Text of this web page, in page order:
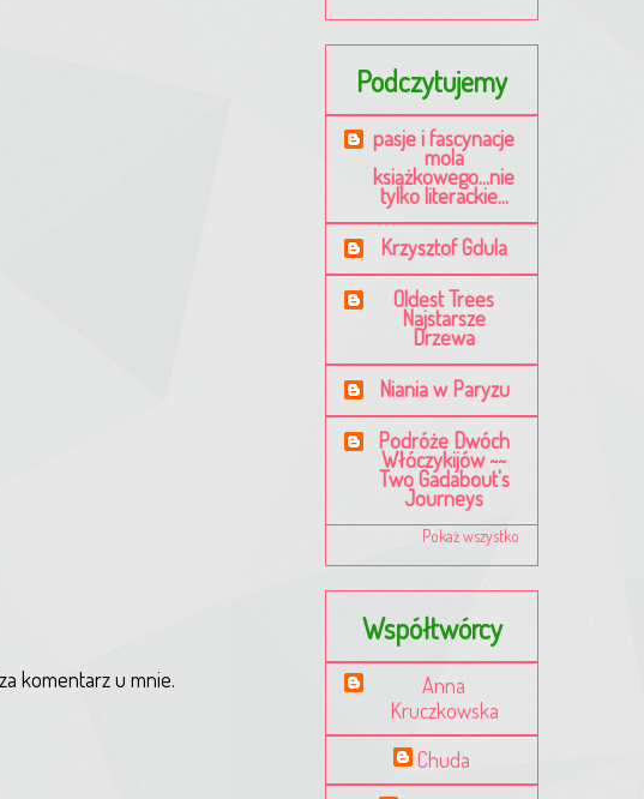
komentarz u mnie.
Podczytujemy
pasje i fascynacje
mola
książkowego...nie
tylko literackie...
Krzysztof Gdula
Oldest Trees
Najstarsze
Drzewa
Niania w Paryzu
Podróże Dwóch
Włóczykijów ~~
Two Gadabout's
Journeys
Pokaż wszystko
Współtwórcy
Anna
Kruczkowska
Chuda